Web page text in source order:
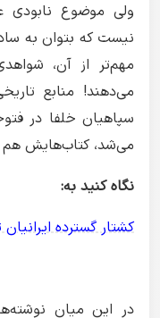
ولی موضوع
نیست که بتوان به
مهم‌تر از آن،
می‌دهند! منابع
سپاهیان خلفا در
می‌شد،‌ کتاب‌هایش هم
نگاه کنید به:
کشتار گسترده
در این میان